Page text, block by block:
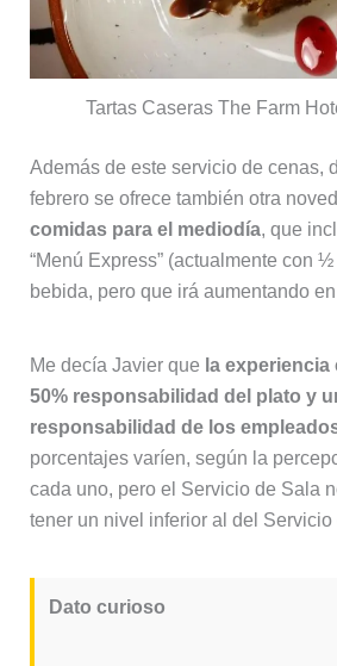
Tartas Caseras The Farm
Además de este servicio de cenas,
febrero se ofrece también otra
comidas para el mediodía, que
“Menú Express” (actualmente con
bebida, pero que irá aumentando
Me decía Javier que la
50% responsabilidad del plato y
responsabilidad de los
porcentajes varíen, según la
cada uno, pero el Servicio de Sala
tener un nivel inferior al del Servicio
Dato curioso